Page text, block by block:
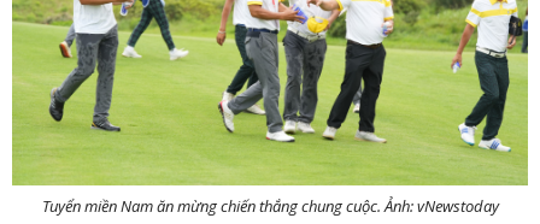
Tuyển miền Nam ăn mừng chiến thắng chung cuộc. Ảnh: vNewstoday